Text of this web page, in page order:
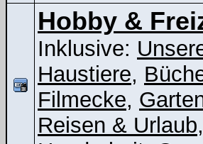
Hobby &
Inklusive:
Haustiere,
Filmecke,
Reisen & Urlaub,